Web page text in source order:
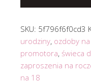
SKU: 5f796f6f0cd3
urodziny, ozdoby
promotora, świeca
zaproszenia na
na 18